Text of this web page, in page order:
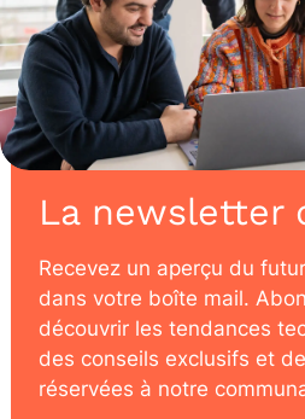
La newsletter
Recevez un aperçu du
dans votre boîte mail.
découvrir les tendances
des conseils exclusifs et
réservées à notre